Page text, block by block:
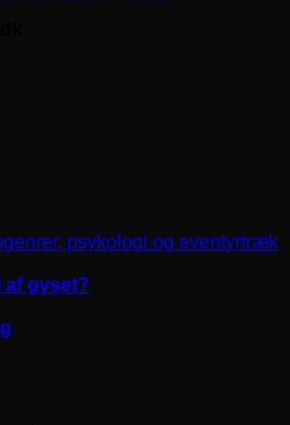
psykologi og eventyrtræk
af gyset?